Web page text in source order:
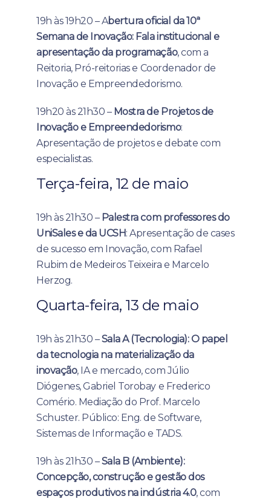
19h às 19h20 – Abertura oficial da 10ª
Semana de Inovação: Fala institucional e
apresentação da programação, com a
Reitoria, Pró-reitorias e Coordenador de
Inovação e Empreendedorismo.
19h20 às 21h30 – Mostra de Projetos de
Inovação e Empreendedorismo:
Apresentação de projetos e debate com
especialistas.
Terça-feira, 12 de maio
19h às 21h30 – Palestra com professores do
UniSales e da UCSH: Apresentação de cases
de sucesso em Inovação, com Rafael
Rubim de Medeiros Teixeira e Marcelo
Herzog.
Quarta-feira, 13 de maio
19h às 21h30 –Sala A (Tecnologia): O papel
da tecnologia na materialização da
inovação, IA e mercado, com Júlio
Diógenes, Gabriel Torobay e Frederico
Comério. Mediação do Prof. Marcelo
Schuster. Público: Eng. de Software,
Sistemas de Informação e TADS.
19h às 21h30 –Sala B (Ambiente):
Concepção, construção e gestão dos
espaços produtivos na indústria 4.0, com